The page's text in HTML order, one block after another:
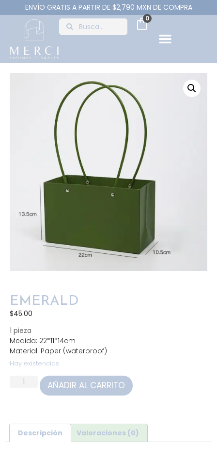
ENVÍO GRATIS A PARTIR DE $2,790 MXN DE COMPRA
0
EMERALD
$45.00
1 pieza
Medida: 22*11*14cm
Material: Paper (waterproof)
Hay existencias
AÑADIR AL CARRITO
Descripción Valoraciones (0)